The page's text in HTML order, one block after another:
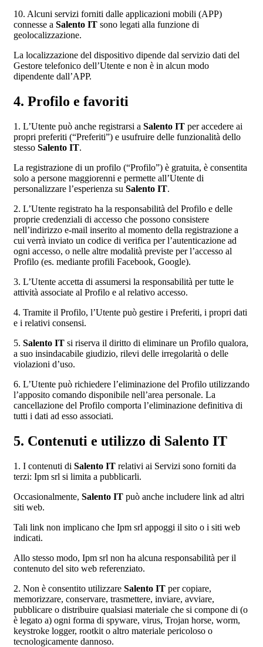
10. Alcuni servizi forniti dalle applicazioni mobili (APP)
connesse a Salento IT sono legati alla funzione di
geolocalizzazione.
La localizzazione del dispositivo dipende dal servizio dati del
Gestore telefonico dell’Utente e non è in alcun modo
dipendente dall’APP.
4. Profilo e favoriti
1. L’Utente può anche registrarsi a Salento IT per accedere ai
propri preferiti (“Preferiti”) e usufruire delle funzionalità dello
stesso Salento IT.
La registrazione di un profilo (“Profilo”) è gratuita, è consentita
solo a persone maggiorenni e permette all’Utente di
personalizzare l’esperienza su Salento IT.
2. L’Utente registrato ha la responsabilità del Profilo e delle
proprie credenziali di accesso che possono consistere
nell’indirizzo e-mail inserito al momento della registrazione a
cui verrà inviato un codice di verifica per l’autenticazione ad
ogni accesso, o nelle altre modalità previste per l’accesso al
Profilo (es. mediante profili Facebook, Google).
3. L’Utente accetta di assumersi la responsabilità per tutte le
attività associate al Profilo e al relativo accesso.
4. Tramite il Profilo, l’Utente può gestire i Preferiti, i propri dati
e i relativi consensi.
5. Salento IT si riserva il diritto di eliminare un Profilo qualora,
a suo insindacabile giudizio, rilevi delle irregolarità o delle
violazioni d’uso.
6. L’Utente può richiedere l’eliminazione del Profilo utilizzando
l’apposito comando disponibile nell’area personale. La
cancellazione del Profilo comporta l’eliminazione definitiva di
tutti i dati ad esso associati.
5. Contenuti e utilizzo di Salento IT
1. I contenuti di Salento IT relativi ai Servizi sono forniti da
terzi: Ipm srl si limita a pubblicarli.
Occasionalmente, Salento IT può anche includere link ad altri
siti web.
Tali link non implicano che Ipm srl appoggi il sito o i siti web
indicati.
Allo stesso modo, Ipm srl non ha alcuna responsabilità per il
contenuto del sito web referenziato.
2. Non è consentito utilizzare Salento IT per copiare,
memorizzare, conservare, trasmettere, inviare, avviare,
pubblicare o distribuire qualsiasi materiale che si compone di (o
è legato a) ogni forma di spyware, virus, Trojan horse, worm,
keystroke logger, rootkit o altro materiale pericoloso o
tecnologicamente dannoso.